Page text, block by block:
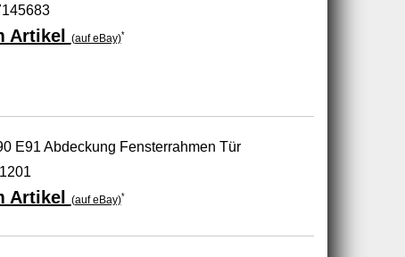
Artikel (auf eBay)*
E91 Abdeckung Fensterrahmen Tür
Artikel (auf eBay)*